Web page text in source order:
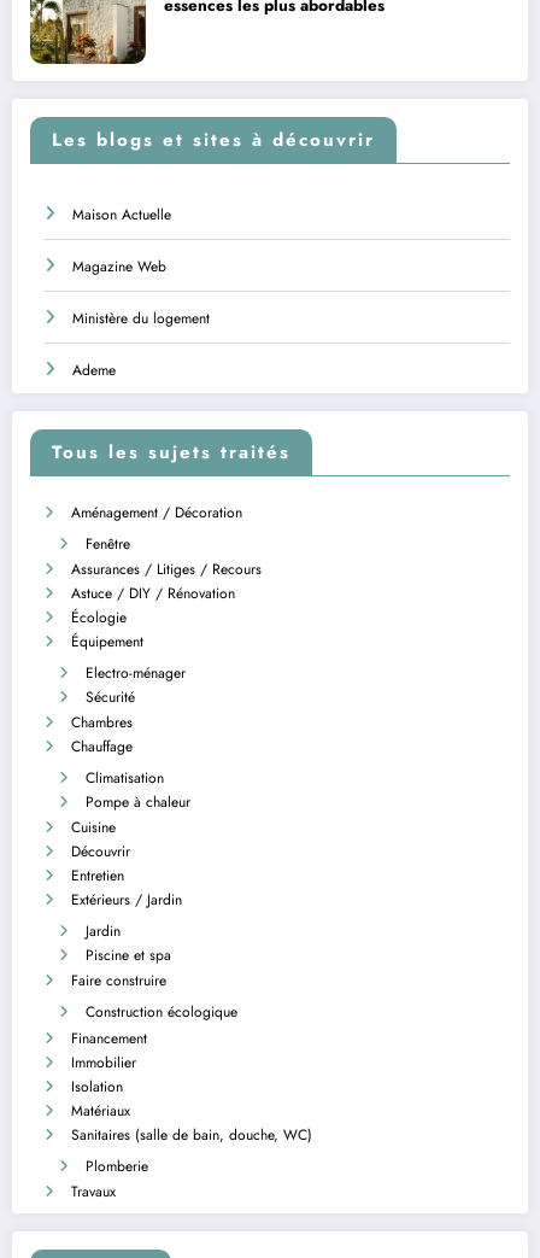
essences les plus abordables
Les blogs et sites à découvrir
Maison Actuelle
Magazine Web
Ministère du logement
Ademe
Tous les sujets traités
Aménagement / Décoration
Fenêtre
Assurances / Litiges / Recours
Astuce / DIY / Rénovation
Écologie
Équipement
Electro-ménager
Sécurité
Chambres
Chauffage
Climatisation
Pompe à chaleur
Cuisine
Découvrir
Entretien
Extérieurs / Jardin
Jardin
Piscine et spa
Faire construire
Construction écologique
Financement
Immobilier
Isolation
Matériaux
Sanitaires (salle de bain, douche, WC)
Plomberie
Travaux